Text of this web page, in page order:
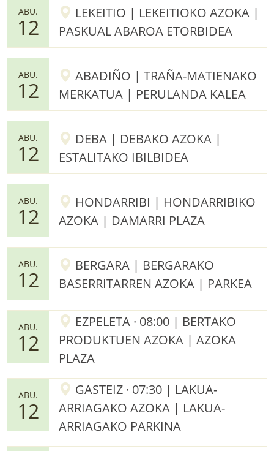
ABU.
12
LEKEITIO | LEKEITIOKO AZOKA |
PASKUAL ABAROA ETORBIDEA
ABU.
12
ABADIÑO | TRAÑA-MATIENAKO
MERKATUA | PERULANDA KALEA
ABU.
12
DEBA | DEBAKO AZOKA |
ESTALITAKO IBILBIDEA
ABU.
12
HONDARRIBI | HONDARRIBIKO
AZOKA | DAMARRI PLAZA
ABU.
12
BERGARA | BERGARAKO
BASERRITARREN AZOKA | PARKEA
ABU.
12
EZPELETA · 08:00 | BERTAKO
PRODUKTUEN AZOKA | AZOKA
PLAZA
ABU.
12
GASTEIZ · 07:30 | LAKUA-
ARRIAGAKO AZOKA | LAKUA-
ARRIAGAKO PARKINA